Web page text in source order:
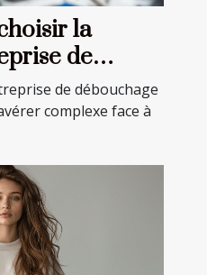
la
de
canalisation
de débouchage
complexe face à